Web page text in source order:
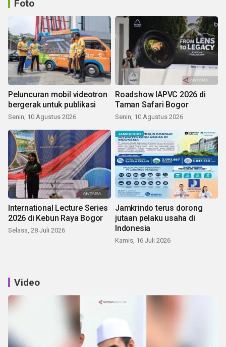
Foto
Peluncuran mobil videotron
bergerak untuk publikasi
Senin, 10 Agustus 2026
Roadshow IAPVC 2026 di
Taman Safari Bogor
Senin, 10 Agustus 2026
International Lecture Series
2026 di Kebun Raya Bogor
Selasa, 28 Juli 2026
Jamkrindo terus dorong
jutaan pelaku usaha di
Indonesia
Kamis, 16 Juli 2026
Video